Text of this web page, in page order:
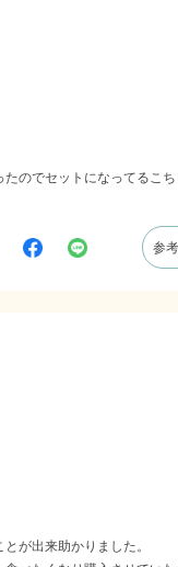
のでセットになってるこ
参
が出来助かりました。